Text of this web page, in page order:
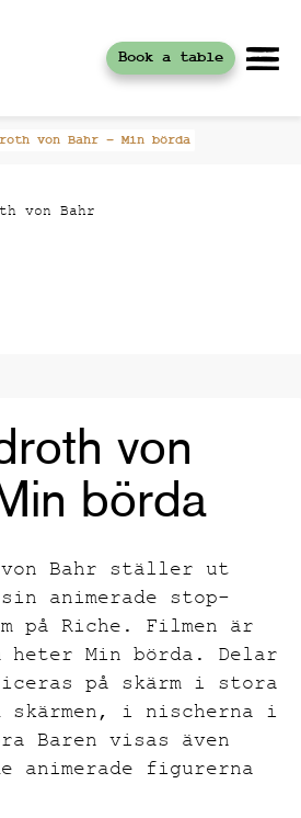
Book a table
von Bahr – Min börda
von Bahr
von
börda
Bahr ställer ut
animerade stop-
på Riche. Filmen är
heter Min börda. Delar
på skärm i stora
skärmen, i nischerna i
Baren visas även
animerade figurerna